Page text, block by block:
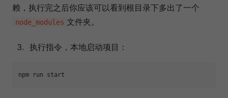
赖，执行完之后你应该可以看到根目录下多出了一个
node_modules 文件夹。
执行指令，本地启动项目：
npm run start